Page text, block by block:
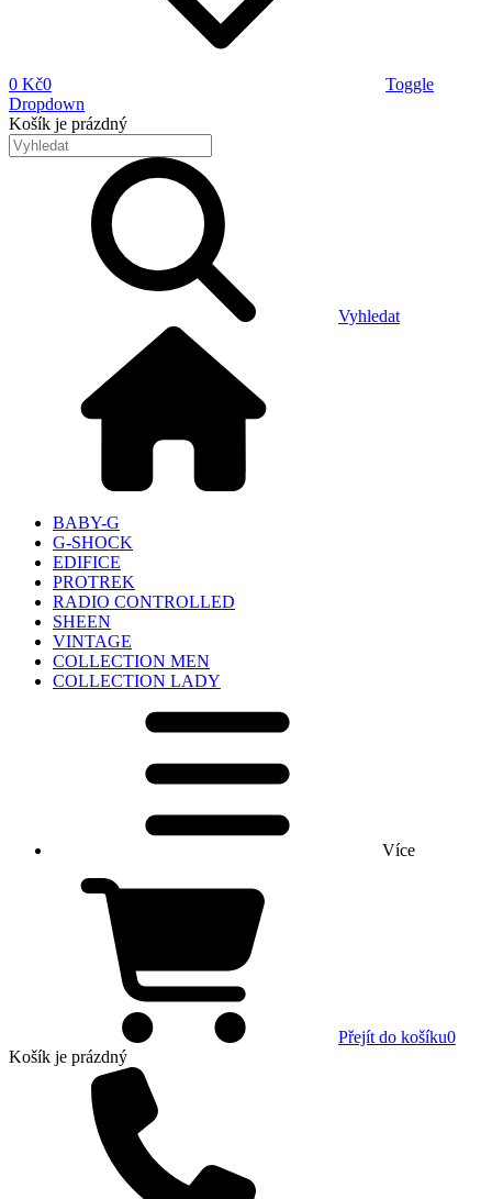
0 Kč0
Toggle
Dropdown
Košík je prázdný
Vyhledat
BABY-G
G-SHOCK
EDIFICE
PROTREK
RADIO CONTROLLED
SHEEN
VINTAGE
COLLECTION MEN
COLLECTION LADY
Více
Přejít do košíku0
Košík je prázdný